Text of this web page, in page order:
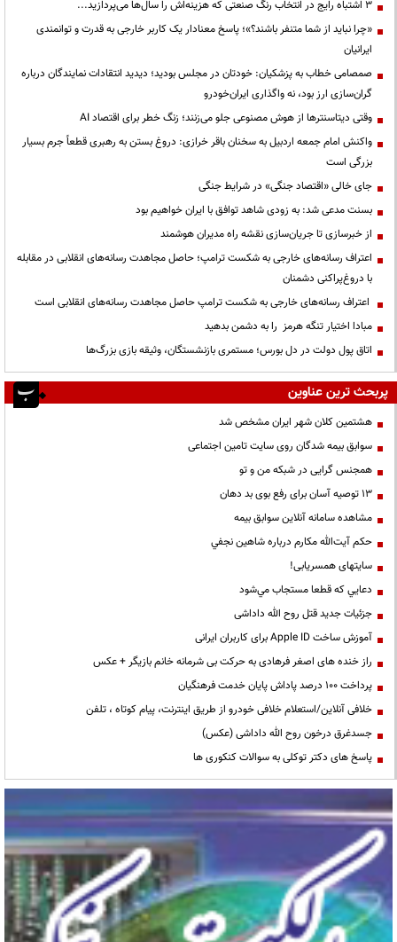
3 اشتباه رایج در انتخاب رنگ صنعتی که هزینه‌اش را سال‌ها می‌پردازید...
«چرا نباید از شما متنفر باشند؟»؛ پاسخ معنادار یک کاربر خارجی به قدرت و توانمندی
ایرانیان
صمصامی خطاب به پزشکیان: خودتان در مجلس بودید؛ دیدید انتقادات نمایندگان درباره
گران‌سازی ارز بود، نه واگذاری ایران‌خودرو
وقتی دیتاسنترها از هوش مصنوعی جلو می‌زنند؛ زنگ خطر برای اقتصاد AI
واکنش امام جمعه اردبیل به سخنان باقر خرازی: دروغ بستن به رهبری قطعاً جرم بسیار
بزرگی است
جای خالی «اقتصاد جنگی» در شرایط جنگی
بسنت مدعی شد: به زودی شاهد توافق با ایران خواهیم بود
از خبرسازی تا جریان‌سازی نقشه راه مدیران هوشمند
اعتراف رسانه‌های خارجی به شکست ترامپ؛ حاصل مجاهدت رسانه‌های انقلابی در مقابله
با دروغ‌پراکنی دشمنان
اعتراف رسانه‌های خارجی به شکست ترامپ حاصل مجاهدت رسانه‌های انقلابی است
مبادا اختیار تنگه هرمز را به دشمن بدهید
اتاق پول دولت در دل بورس؛ مستمری بازنشستگان، وثیقه بازی بزرگ‌ها
پربحث ترین عناوین
هشتمین کلان شهر ایران مشخص شد
سوابق بیمه شدگان روی سایت تامین اجتماعی
همجنس گرایی در شبکه من و تو
13 توصیه آسان برای رفع بوی بد دهان
مشاهده سامانه آنلاين سوابق بیمه
حكم آيت‌الله مكارم درباره شاهين نجفي
سایتهای همسریابی!
دعايي كه قطعا مستجاب مي‌شود
جزئیات جدید قتل روح الله داداشی
آموزش ساخت Apple ID برای کاربران ایرانی
راز خنده های اصغر فرهادی به حرکت بی شرمانه خانم بازیگر + عکس
پرداخت ۱۰۰ درصد پاداش پایان خدمت فرهنگیان
خلافی آنلاین/استعلام خلافی خودرو از طریق اینترنت، پیام کوتاه ، تلفن
جسدغرق درخون روح الله داداشی (عکس)
پاسخ های دکتر توکلی به سوالات کنکوری ها